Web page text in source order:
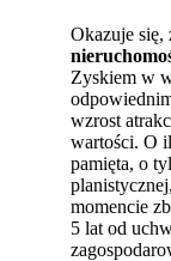
Okazuje się,
Zyskiem w
wzrost
wartości. O
pamięta, o
momencie
5 lat od